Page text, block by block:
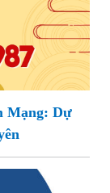
Mạng: Dự